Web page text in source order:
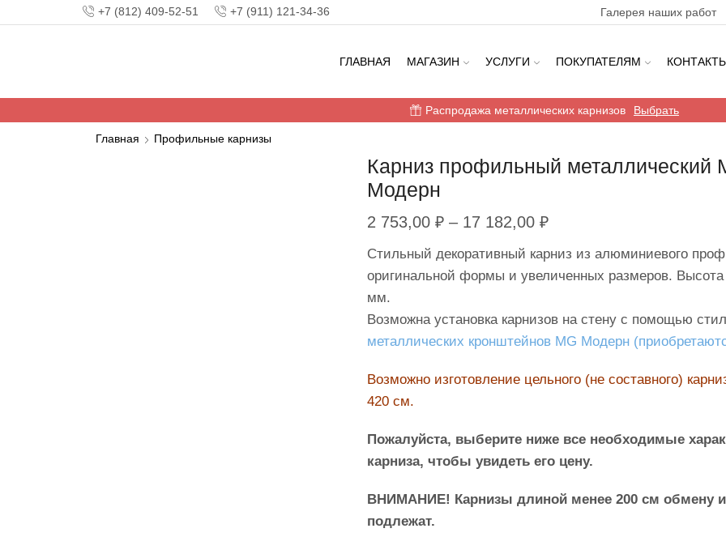
+7 (812) 409-52-51 +7 (911) 121-34-36 Галерея наших работ
ГЛАВНАЯ МАГАЗИН УСЛУГИ ПОКУПАТЕЛЯМ
Распродажа металлических карнизов Выбрать
Главная Профильные карнизы
Карниз профильный металлический
Модерн
2 753,00 ₽ – 17 182,00 ₽Диапазон
2
–
17
182,00 ₽
Стильный декоративный карниз из алюминиевого
оригинальной формы и увеличенных размеров.
мм.
Возможна установка карнизов на стену с помощью
металлических кронштейнов MG Модерн
Возможно изготовление цельного (не составного)
420 см.
Пожалуйста, выберите ниже все необходимые
карниза, чтобы увидеть его цену.
ВНИМАНИЕ! Карнизы длиной менее 200 см обмену и
подлежат.